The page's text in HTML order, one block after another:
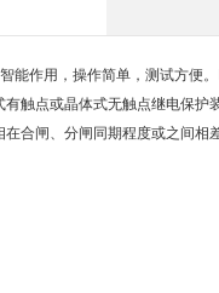
能作用，操作简单，测试方便
触点或晶体式无触点继电保
合闸、分闸同期程度或之间